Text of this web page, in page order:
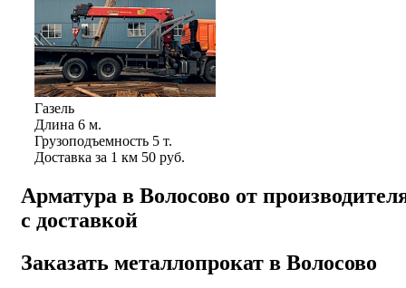
Газель
Длина 6 м.
Грузоподъемность 5 т.
Доставка за 1 км 50 руб.
Арматура в Волосово от
с доставкой
Заказать металлопрокат в Волосово